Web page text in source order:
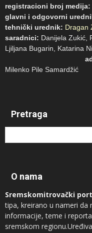
registracioni broj medija:
glavni i odgovorni
tehnički urednik: Dragan
saradnici: Danijela Zukić,
Ljiljana
Milenko Pile Samardžić
Pretraga
O nama
Sremskomitrovački
tipa, kreirano u nameri da
informacije, teme i
sremskom